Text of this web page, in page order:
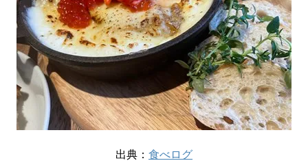
出典： 食べログ